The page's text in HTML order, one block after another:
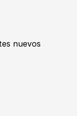
nuevos